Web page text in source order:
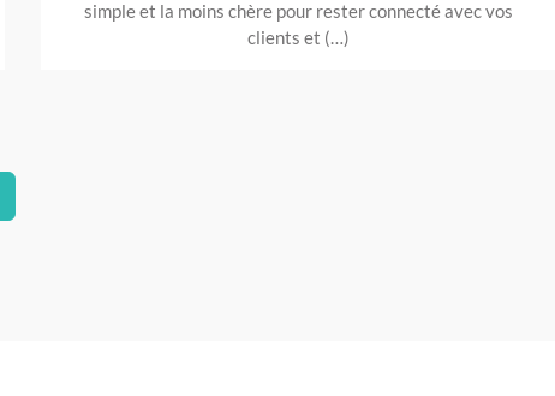
simple et la moins chère pour rester connecté avec vos
clients et (…)